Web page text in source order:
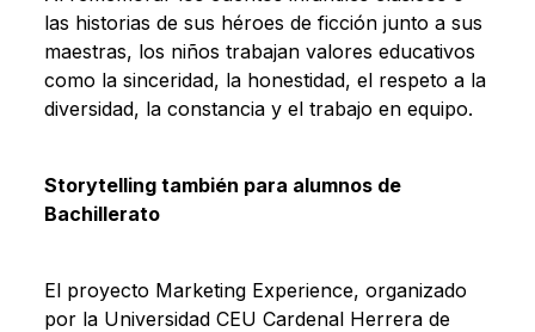
las historias de sus héroes de ficción junto a sus
maestras, los niños trabajan valores educativos
como la sinceridad, la honestidad, el respeto a la
diversidad, la constancia y el trabajo en equipo.
Storytelling también para alumnos de
Bachillerato
El proyecto Marketing Experience, organizado
por la Universidad CEU Cardenal Herrera de